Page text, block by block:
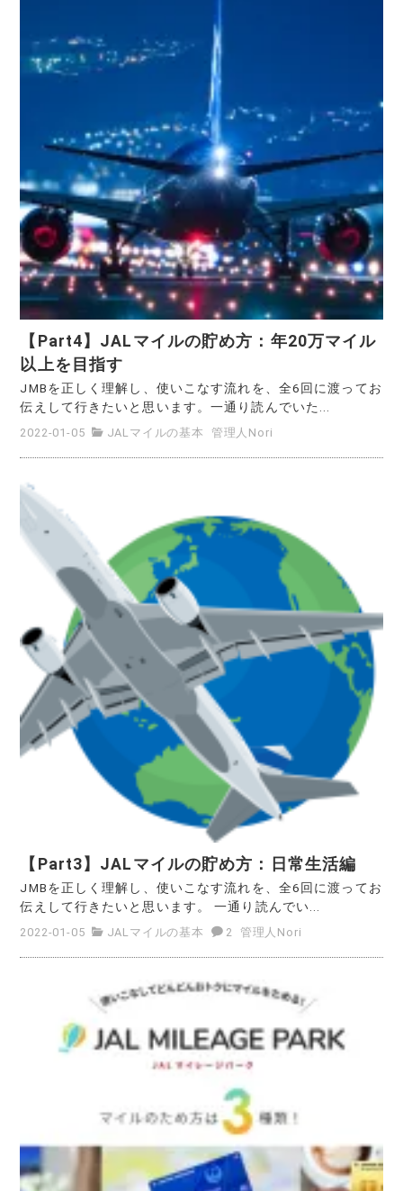
【Part4】JALマイルの貯め方：年20万マイル
以上を目指す
JMBを正しく理解し、使いこなす流れを、全6回に渡ってお
伝えして行きたいと思います。一通り読んでいた...
2022-01-05 JALマイルの基本 管理人Nori
【Part3】JALマイルの貯め方：日常生活編
JMBを正しく理解し、使いこなす流れを、全6回に渡ってお
伝えして行きたいと思います。 一通り読んでい...
2022-01-05 JALマイルの基本 2 管理人Nori